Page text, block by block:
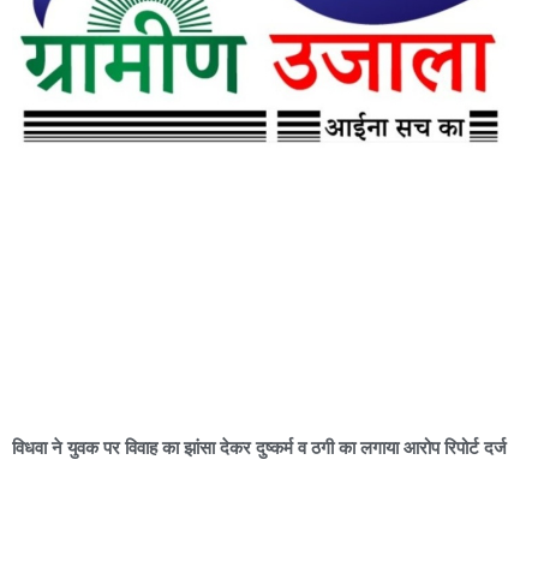
विधवा ने युवक पर विवाह का झांसा देकर दुष्कर्म व ठगी का लगाया आरोप रिपोर्ट दर्ज